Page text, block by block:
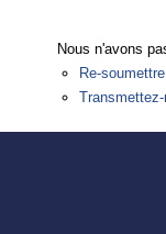
Nous n'avons
Re-